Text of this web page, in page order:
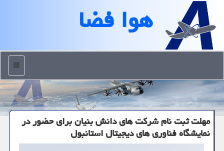
هوا فضا
منو
مهلت ثبت نام شرکت های دانش بنیان برای حضور در
نمایشگاه فناوری های دیجیتال استانبول